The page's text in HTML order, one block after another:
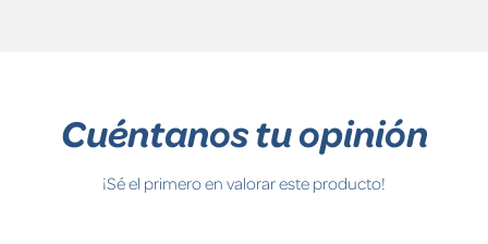
Cuéntanos tu opinión
¡Sé el primero en valorar este producto!